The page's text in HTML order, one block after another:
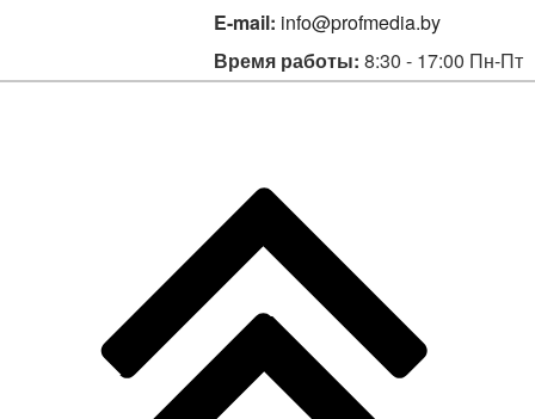
E-mail: info@profmedia.by
Время работы: 8:30 - 17:00 Пн-Пт